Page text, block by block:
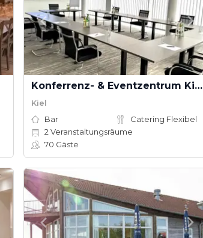
Konferrenz- & Eventzentrum Kiel by MELIO
Kiel
Bar
Catering Flexibel
2 Veranstaltungsräume
70 Gäste